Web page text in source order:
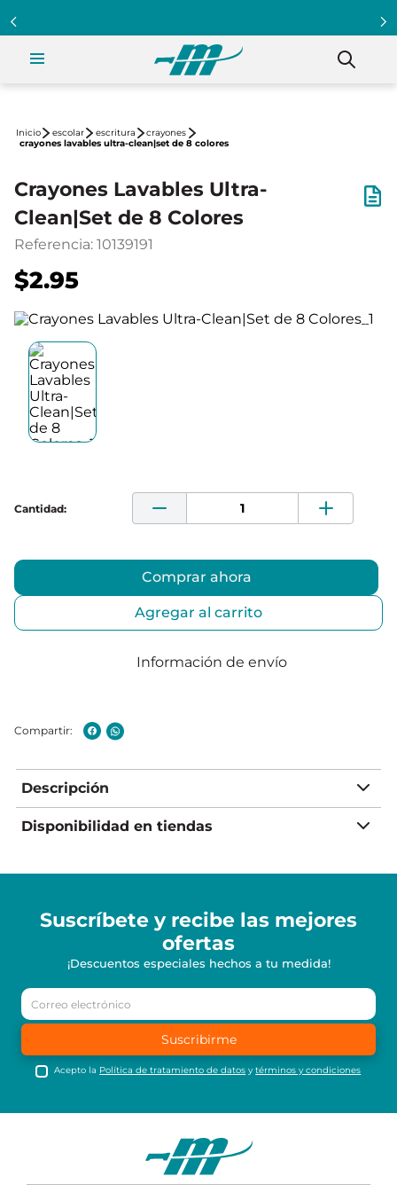
escolar escritura
crayones
crayones lavables ultra-clean|set de 8 colores
Crayones Lavables Ultra-
Clean|Set de 8 Colores
Referencia: 10139191
$2.95
Comprar ahora
Agregar al carrito
Información de envío
Descripción
Disponibilidad en tiendas
Suscríbete y recibe las mejores
ofertas
¡Descuentos especiales hechos a tu medida!
Suscribirme
Acepto la Política de tratamiento de datos ytérminos y condiciones